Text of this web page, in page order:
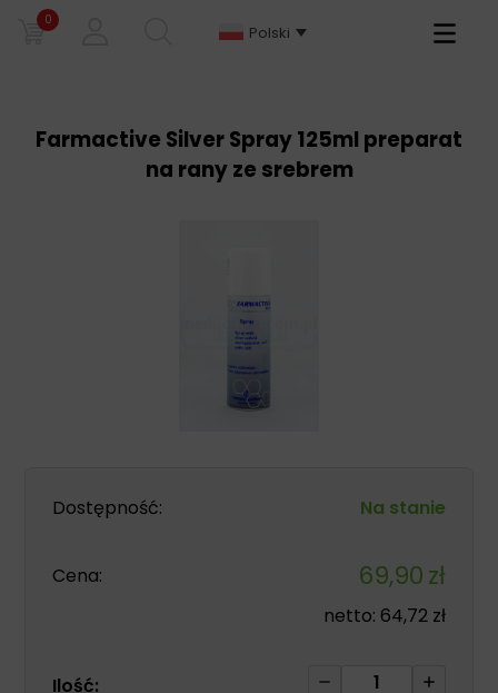
0
Polski
Primary
Farmactive Silver Spray 125ml preparat
na rany ze srebrem
Dostępność: Na stanie
Cena: 69,90zł
netto: 64,72 zł
Ilość:
ilość